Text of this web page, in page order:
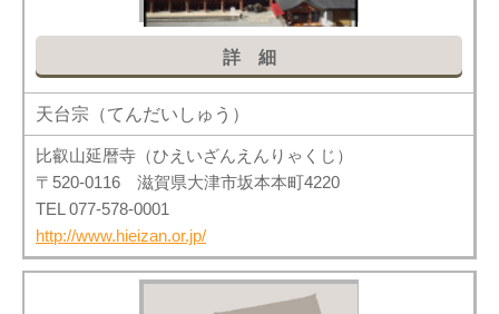
詳細
天台宗（てんだいしゅう）
比叡山延暦寺（ひえいざんえんりゃくじ）
〒520-0116 滋賀県大津市坂本本町4220
TEL 077-578-0001
http://www.hieizan.or.jp/